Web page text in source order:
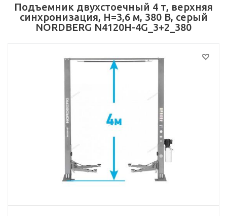
Подъемник двухстоечный 4 т, верхняя
синхронизация, H=3,6 м, 380 В, серый
NORDBERG N4120H-4G_3+2_380